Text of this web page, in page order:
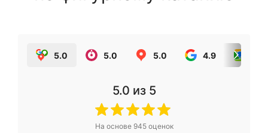
5.0 5.0 5.0 4.9
5.0 из 5
На основе 945оценок